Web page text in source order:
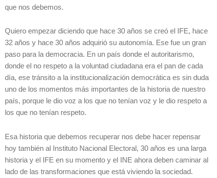
que nos debemos.
Quiero empezar diciendo que hace 30 años se creó el IFE, hace
32 años y hace 30 años adquirió su autonomía. Ese fue un gran
paso para la democracia. En un país donde el autoritarismo,
donde el no respeto a la voluntad ciudadana era el pan de cada
día, ese tránsito a la institucionalización democrática es sin duda
uno de los momentos más importantes de la historia de nuestro
país, porque le dio voz a los que no tenían voz y le dio respeto a
los que no tenían respeto.
Esa historia que debemos recuperar nos debe hacer repensar
hoy también al Instituto Nacional Electoral, 30 años es una larga
historia y el IFE en su momento y el INE ahora deben caminar al
lado de las transformaciones que está viviendo la sociedad.